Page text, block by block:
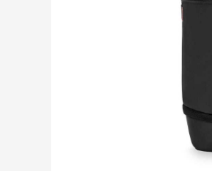
遇！满$150立省$50
满赠正装橘子眼霜+精
Bloomingdales：时
Tory Burch、拉夫劳伦
每满$100返$25礼卡
Columbia